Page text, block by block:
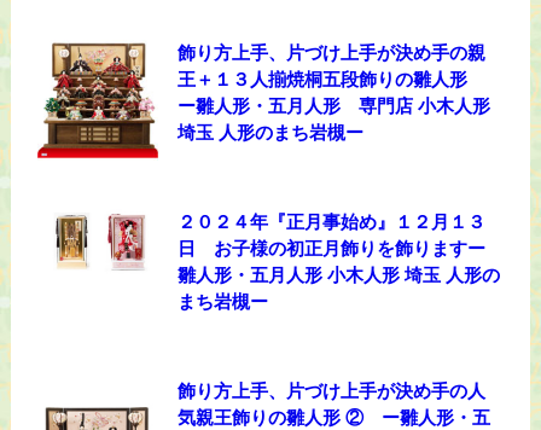
飾り方上手、片づけ上手が決め手の親
王＋１３人揃焼桐五段飾りの雛人形
ー雛人形・五月人形 専門店 小木人形
埼玉 人形のまち岩槻ー
２０２４年『正月事始め』１２月１３
日 お子様の初正月飾りを飾りますー
雛人形・五月人形 小木人形 埼玉 人形の
まち岩槻ー
飾り方上手、片づけ上手が決め手の人
気親王飾りの雛人形 ② ー雛人形・五